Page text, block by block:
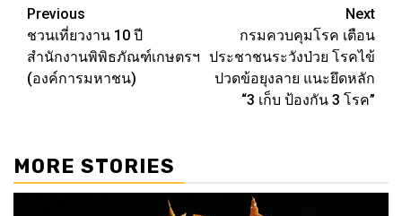
Post
navigation
Previous
ชวนเที่ยวงาน 10 ปี
สำนักงานพิพิธภัณฑ์เกษตรฯ
(องค์การมหาชน)
Next
กรมควบคุมโรค เตือน
ประชาชนระวังป่วย โรคไข้
ปวดข้อยุงลาย แนะยึดหลัก
“3 เก็บ ป้องกัน 3 โรค”
MORE STORIES